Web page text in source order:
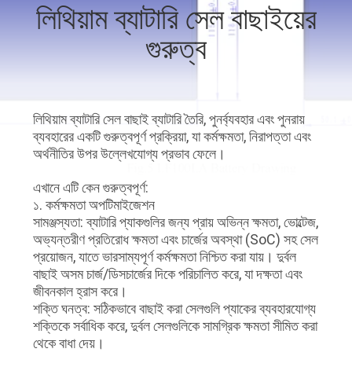
গুণমান
সাথে
যোগাযোগ
একটি
উদ্ধৃতি
অনুরোধ
করুন
লিথিয়াম ব্যাটারি সেল বাছাইয়ের
গুরুত্ব
লিথিয়াম ব্যাটারি সেল বাছাই ব্যাটারি তৈরি, পুনর্ব্যবহার এবং পুনরায়
ব্যবহারের একটি গুরুত্বপূর্ণ প্রক্রিয়া, যা কর্মক্ষমতা, নিরাপত্তা এবং
অর্থনীতির উপর উল্লেখযোগ্য প্রভাব ফেলে।
এখানে এটি কেন গুরুত্বপূর্ণ:
১. কর্মক্ষমতা অপটিমাইজেশন
সামঞ্জস্যতা: ব্যাটারি প্যাকগুলির জন্য প্রায় অভিন্ন ক্ষমতা, ভোল্টেজ,
অভ্যন্তরীণ প্রতিরোধ ক্ষমতা এবং চার্জের অবস্থা (SoC) সহ সেল
প্রয়োজন, যাতে ভারসাম্যপূর্ণ কর্মক্ষমতা নিশ্চিত করা যায়। দুর্বল
বাছাই অসম চার্জ/ডিসচার্জের দিকে পরিচালিত করে, যা দক্ষতা এবং
জীবনকাল হ্রাস করে।
শক্তি ঘনত্ব: সঠিকভাবে বাছাই করা সেলগুলি প্যাকের ব্যবহারযোগ্য
শক্তিকে সর্বাধিক করে, দুর্বল সেলগুলিকে সামগ্রিক ক্ষমতা সীমিত করা
থেকে বাধা দেয়।